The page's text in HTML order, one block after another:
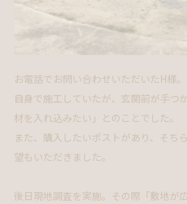
お電話でお問い合わせいただいたH様
自身で施工していたが、玄関前が手つ
材を入れ込みたい」とのことでした。
また、購入したいポストがあり、そち
望もいただきました。
後日現地調査を実施。その際「敷地が